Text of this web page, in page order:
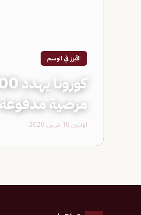
الأبرز في الوسم
مرضية مدفوعة
الإثنين 16 مارس 2020